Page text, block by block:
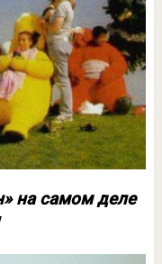
на самом деле